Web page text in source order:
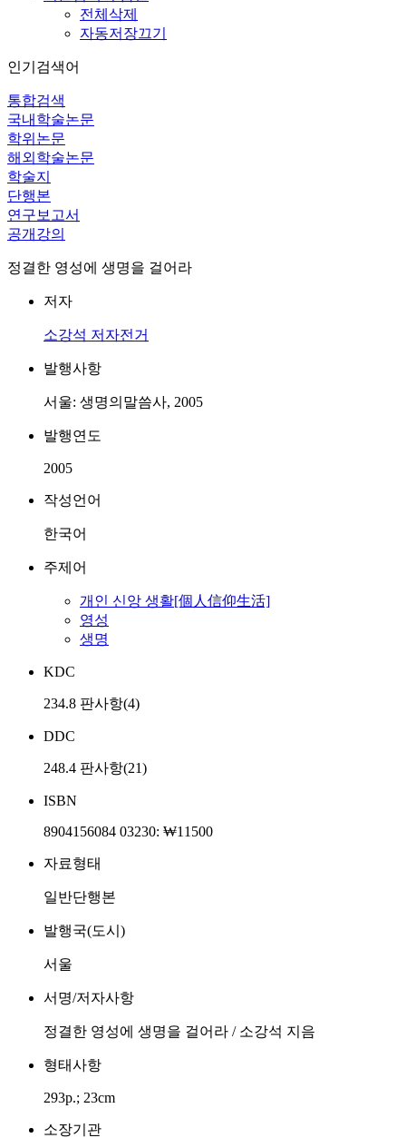
전체삭제
자동저장끄기
인기검색어
통합검색
국내학술논문
학위논문
해외학술논문
학술지
단행본
연구보고서
공개강의
정결한 영성에 생명을 걸어라
저자
소강석 저자전거
발행사항
서울: 생명의말씀사, 2005
발행연도
2005
작성언어
한국어
주제어
개인 신앙 생활[個人信仰生活]
영성
생명
KDC
234.8 판사항(4)
DDC
248.4 판사항(21)
ISBN
8904156084 03230: ₩11500
자료형태
일반단행본
발행국(도시)
서울
서명/저자사항
정결한 영성에 생명을 걸어라 / 소강석 지음
형태사항
293p.; 23cm
소장기관